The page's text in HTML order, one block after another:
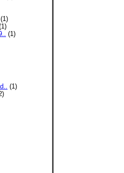
(1)
(1)
(1)